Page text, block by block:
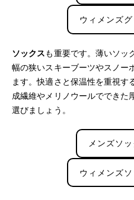
ウィメンズ
ソックスも重要です。薄いソッ
幅の狭いスキーブーツやスノー
ます。快適さと保温性を重視す
成繊維やメリノウールでできた
選びましょう。
メンズソ
ウィメンズ